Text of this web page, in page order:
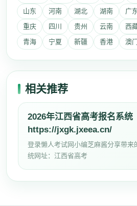
山东
河南 湖北 湖南 广
重庆
四川 贵州 云南 西
青海
宁夏 新疆 香港 澳门
相关推荐
2026年江西省高考报名系统
https://jxgk.jxeea.cn/
登录懒人考试网小编芝麻酱分享带来
统网址：江西省高考